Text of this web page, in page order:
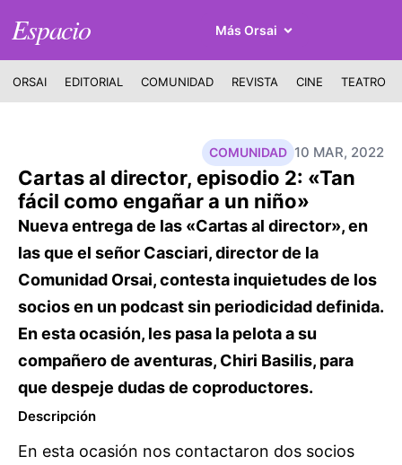
Espacio Más Orsai
ORSAI EDITORIAL COMUNIDAD REVISTA CINE TEATRO
10 MAR, 2022
COMUNIDAD
Cartas al director, episodio 2: «Tan
fácil como engañar a un niño»
Nueva entrega de las «Cartas al director», en
las que el señor Casciari, director de la
Comunidad Orsai, contesta inquietudes de los
socios en un podcast sin periodicidad definida.
En esta ocasión, les pasa la pelota a su
compañero de aventuras, Chiri Basilis, para
que despeje dudas de coproductores.
Descripción
En esta ocasión nos contactaron dos socios